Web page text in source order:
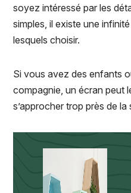
soyez intéressé par les
simples, il existe une
lesquels choisir.
Si vous avez des enfants
compagnie, un écran peut
s’approcher trop près de